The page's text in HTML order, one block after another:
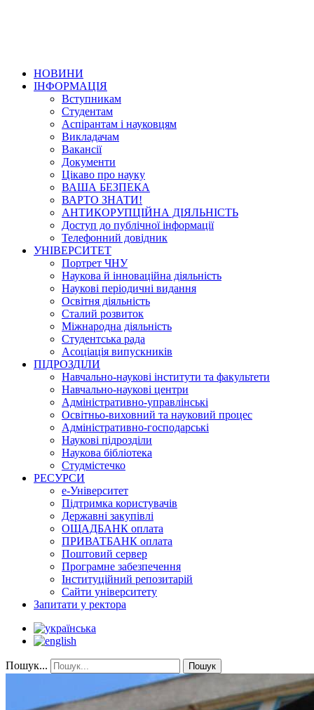
НОВИНИ
ІНФОРМАЦІЯ
Вступникам
Студентам
Аспірантам і науковцям
Викладачам
Вакансії
Документи
Цікаво про науку
ВАША БЕЗПЕКА
ВАРТО ЗНАТИ!
АНТИКОРУПЦІЙНА ДІЯЛЬНІСТЬ
Доступ до публічної інформації
Телефонний довідник
УНІВЕРСИТЕТ
Портрет ЧНУ
Наукова й інноваційна діяльність
Наукові періодичні видання
Освітня діяльність
Сталий розвиток
Міжнародна діяльність
Студентська рада
Асоціація випускників
ПІДРОЗДІЛИ
Навчально-наукові інститути та факультети
Навчально-наукові центри
Адміністративно-управлінські
Освітньо-виховний та науковий процес
Адміністративно-господарські
Наукові підрозділи
Наукова бібліотека
Студмістечко
РЕСУРСИ
е-Університет
Підтримка користувачів
Державні закупівлі
ОЩАДБАНК оплата
ПРИВАТБАНК оплата
Поштовий сервер
Програмне забезпечення
Інституційний репозитарій
Сайти університету
Запитати у ректора
Пошук... Пошук